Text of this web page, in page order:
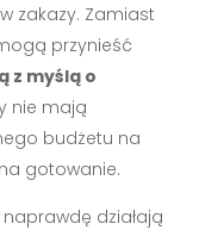
zakazy. Zamiast
przynieść
z myślą o
nie mają
budżetu na
gotowanie.
działają